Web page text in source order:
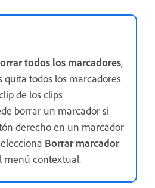
todos los marcadores,
quita todos los marcadores
de los clips
borrar un marcador si
derecho en un marcador
Borrar marcador
menú contextual.